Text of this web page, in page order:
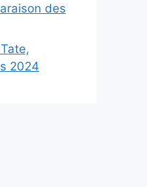
des
2024